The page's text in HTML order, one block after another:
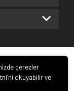
çerezler
okuyabilir ve